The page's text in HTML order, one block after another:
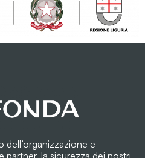
dell’organizzazione e
partner, la sicurezza dei nostri